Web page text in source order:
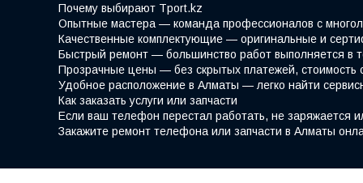
Почему выбирают Tport.kz
Опытные мастера — команда профессионалов с
Качественные комплектующие — оригинальные и
Быстрый ремонт — большинство работ выполняется в
Прозрачные цены — без скрытых платежей, стоимость
Удобное расположение в Алматы — легко найти
Как заказать услуги или запчасти
Если ваш телефон перестал работать, не
Закажите ремонт телефона или запчасти в Алматы